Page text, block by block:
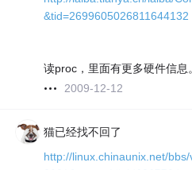
&tid=2699605026811644132
读proc，里面有更多硬件信息
2009-12-12
猫已经找不回了
http://linux.chinaunix.net/